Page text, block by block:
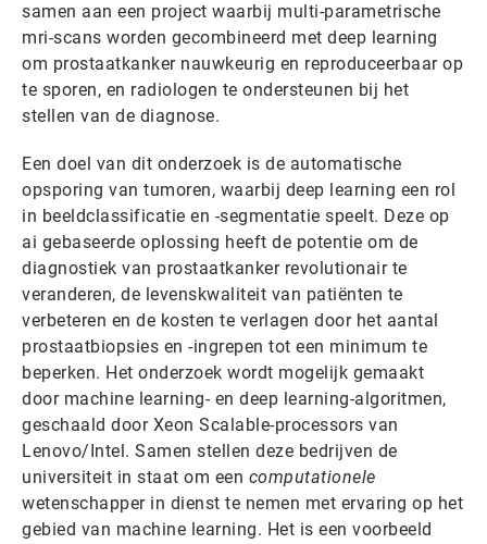
samen aan een project waarbij multi-parametrische
mri-scans worden gecombineerd met deep learning
om prostaatkanker nauwkeurig en reproduceerbaar op
te sporen, en radiologen te ondersteunen bij het
stellen van de diagnose.
Een doel van dit onderzoek is de automatische
opsporing van tumoren, waarbij deep learning een rol
in beeldclassificatie en -segmentatie speelt. Deze op
ai gebaseerde oplossing heeft de potentie om de
diagnostiek van prostaatkanker revolutionair te
veranderen, de levenskwaliteit van patiënten te
verbeteren en de kosten te verlagen door het aantal
prostaatbiopsies en -ingrepen tot een minimum te
beperken. Het onderzoek wordt mogelijk gemaakt
door machine learning- en deep learning-algoritmen,
geschaald door Xeon Scalable-processors van
Lenovo/Intel. Samen stellen deze bedrijven de
universiteit in staat om een computationele
wetenschapper in dienst te nemen met ervaring op het
gebied van machine learning. Het is een voorbeeld